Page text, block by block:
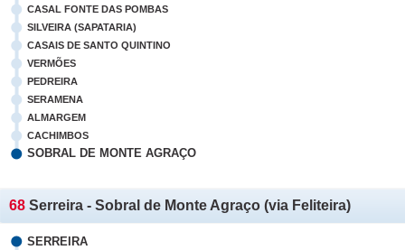
CASAL FONTE DAS POMBAS
SILVEIRA (SAPATARIA)
CASAIS DE SANTO QUINTINO
VERMÕES
PEDREIRA
SERAMENA
ALMARGEM
CACHIMBOS
SOBRAL DE MONTE AGRAÇO
68 Serreira - Sobral de Monte Agraço (via Feliteira)
SERREIRA